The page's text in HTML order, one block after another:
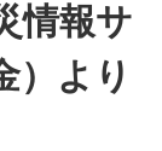
情報サ
）より